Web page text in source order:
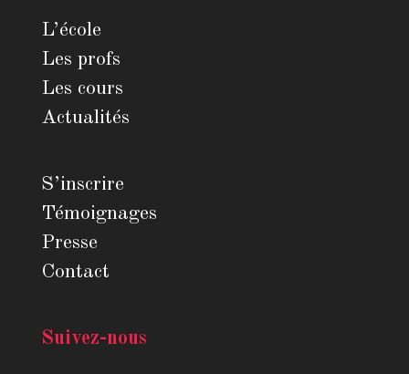
L’école
Les profs
Les cours
Actualités
S’inscrire
Témoignages
Presse
Contact
Suivez-nous